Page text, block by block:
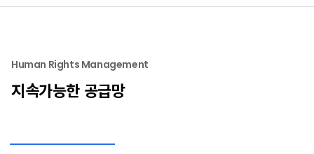
Human Rights Management
지속가능한 공급망